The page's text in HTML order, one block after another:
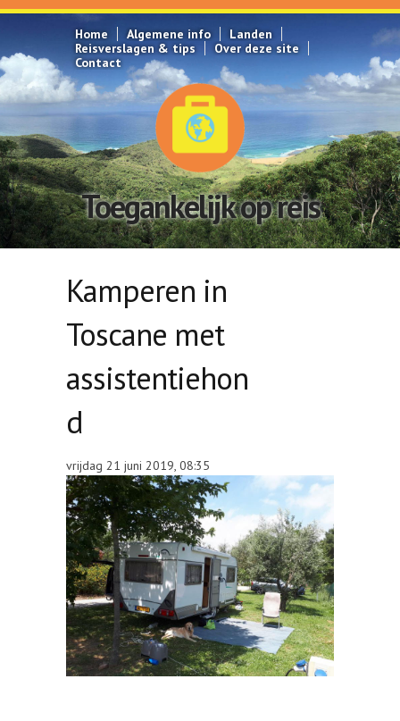
Overslaan en naar de inhoud gaan
Home
Algemene info
Landen
Reisverslagen & tips
Over deze site
Contact
Toegankelijk op reis
Kamperen in
Toscane met
assistentiehon
d
vrijdag 21 juni 2019, 08:35